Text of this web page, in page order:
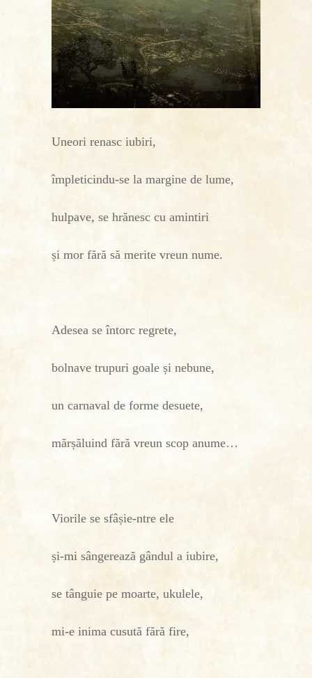
Uneori renasc iubiri,
împleticindu-se la margine de lume,
hulpave, se hrănesc cu amintiri
și mor fără să merite vreun nume.
Adesea se întorc regrete,
bolnave trupuri goale și nebune,
un carnaval de forme desuete,
mărșăluind fără vreun scop anume…
Viorile se sfâșie-ntre ele
și-mi sângerează gândul a iubire,
se tânguie pe moarte, ukulele,
mi-e inima cusută fără fire,